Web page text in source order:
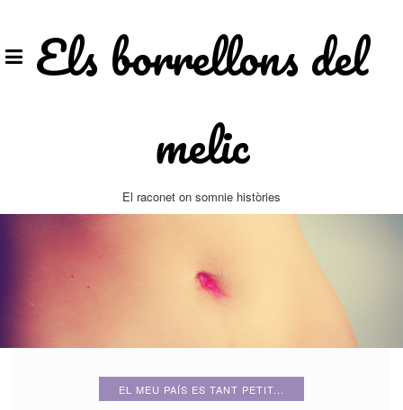
contingutEls borrellons del
melic
El raconet on somnie històries
EL MEU PAÍS ES TANT PETIT...